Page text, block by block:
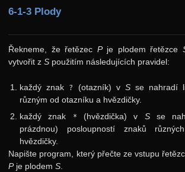
6-1-3 Plody
Řekneme, že řetězec Pje plodem řetězce
vytvořit zS použitím následujících pravidel:
každý znak ? (otazník) v Sse nahradí
různým od otazníku a hvězdičky.
každý znak
* (hvězdička) v Sse
prázdnou) posloupností znaků
hvězdičky.
Napište program, který přečte ze vstupu
Pje plodemS.
5. ročník: 92/93
4. ročník: 91/92
3. ročník: 90/91
2. ročník: 89/90
1. ročník: 88/89
0. ročník: 87/88